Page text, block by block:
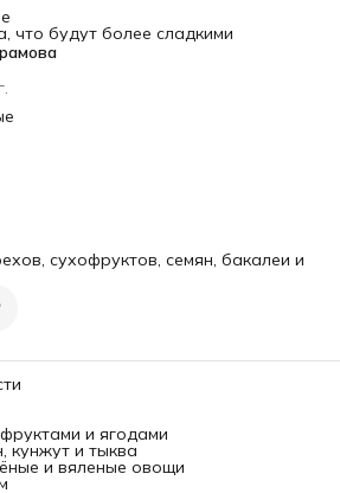
что будут более сладкими
сухофруктов, семян, бакалеи и
и ягодами
кунжут и тыква
и вяленые овощи